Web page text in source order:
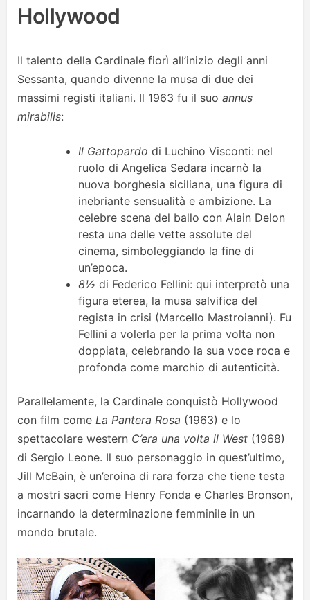
Hollywood
Il talento della Cardinale fiorì all’inizio degli anni
Sessanta, quando divenne la musa di due dei
massimi registi italiani. Il 1963 fu il suo annus
mirabilis:
Il Gattopardo di Luchino Visconti: nel
ruolo di Angelica Sedara incarnò la
nuova borghesia siciliana, una figura di
inebriante sensualità e ambizione. La
celebre scena del ballo con Alain Delon
resta una delle vette assolute del
cinema, simboleggiando la fine di
un’epoca.
8½ di Federico Fellini: qui interpretò una
figura eterea, la musa salvifica del
regista in crisi (Marcello Mastroianni). Fu
Fellini a volerla per la prima volta non
doppiata, celebrando la sua voce roca e
profonda come marchio di autenticità.
Parallelamente, la Cardinale conquistò Hollywood
con film come La Pantera Rosa (1963) e lo
spettacolare western C’era una volta il West (1968)
di Sergio Leone. Il suo personaggio in quest’ultimo,
Jill McBain, è un’eroina di rara forza che tiene testa
a mostri sacri come Henry Fonda e Charles Bronson,
incarnando la determinazione femminile in un
mondo brutale.